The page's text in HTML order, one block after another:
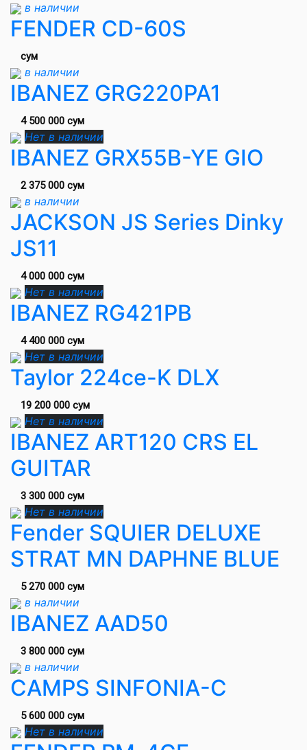
в наличии
FENDER CD-60S
сум
в наличии
IBANEZ GRG220PA1
4 500 000 сум
Нет в наличии
IBANEZ GRX55B-YE GIO
2 375 000 сум
в наличии
JACKSON JS Series Dinky
JS11
4 000 000 сум
Нет в наличии
IBANEZ RG421PB
4 400 000 сум
Нет в наличии
Taylor 224ce-K DLX
19 200 000 сум
Нет в наличии
IBANEZ ART120 CRS EL
GUITAR
3 300 000 сум
Нет в наличии
Fender SQUIER DELUXE
STRAT MN DAPHNE BLUE
5 270 000 сум
в наличии
IBANEZ AAD50
3 800 000 сум
в наличии
CAMPS SINFONIA-C
5 600 000 сум
Нет в наличии